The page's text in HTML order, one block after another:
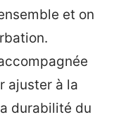
et on
ajuster à la
durabilité du